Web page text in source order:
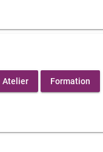
Atelier Formation